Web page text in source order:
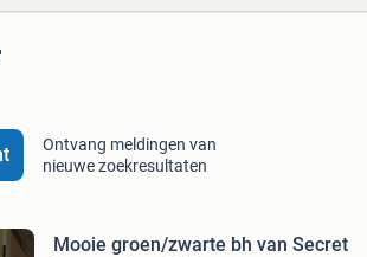
Ontvang meldingen van
nieuwe zoekresultaten
Mooie groen/zwarte bh van Secret